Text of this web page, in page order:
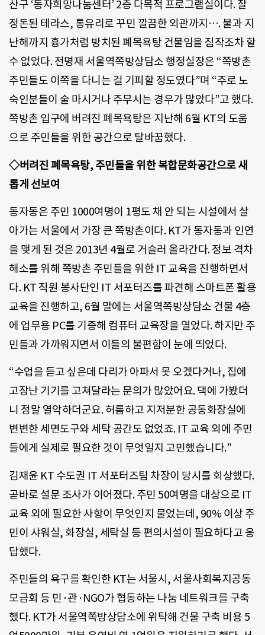
산구 ‘동자희망나눔센터’ 2층 다목적 프로그램실이다. 잘
정돈된 테라스, 통유리로 꾸민 깔끔한 외관까지…. 불과 지
난해까지 흉가처럼 방치된 폐목욕탕 건물임을 짐작조차 할
수 없었다. 전명재 서울역쪽방상담소 행정실장은 “쪽방촌
주민들도 이쪽을 다니는 걸 기피할 정도였다”며 “주로 노
숙인분들이 술 마시거나 주무시는 경우가 많았다”고 했다.
쪽방촌 입구에 버려진 폐목욕탕은 지난해 6월 KT의 도움
으로 주민들을 위한 공간으로 탈바꿈했다.
◇버려진 폐목욕탕, 주민들을 위한 복합문화공간으로 새
롭게 선보여
동자동은 주민 1000여명이 1평도 채 안 되는 시설에서 살
아가는 서울에서 가장 큰 쪽방촌이다. KT가 동자동과 인연
을 맺게 된 것은 2013년 4월로 거슬러 올라간다. 정보 격차
해소를 위해 쪽방촌 주민들을 위한 IT 교육을 진행하면서
다. KT 직원 봉사단인 IT 서포터즈를 파견해 스마트폰 활용
교육을 진행하고, 6월 말에는 서울역쪽방상담소 건물 4층
에 업무용 PC를 기증해 컴퓨터 교육장을 열었다. 하지만 주
민들과 가까워지면서 이들의 불편함이 눈에 띄었다.
“수업을 듣고 싶은데 다리가 아파서 못 오겠다거나, 집에
고장난 기기를 고쳐달라는 문의가 많았어요. 댁에 가봤더
니 정말 열악하더군요. 허름하고 지저분한 공동화장실에
변변한 세면도구와 세탁 공간도 없었죠. IT 교육 외에 주민
들에게 실제로 필요한 것이 무엇일지 고민했습니다.”
김재윤 KT 수도권 IT 서포터즈팀 차장이 당시를 회상했다.
곧바로 설문 조사가 이어졌다. 주민 50여명을 대상으로 IT
교육 외에 필요한 사항이 무엇인지 물었는데, 90% 이상 주
민이 샤워실, 화장실, 세탁실 등 편의시설이 필요하다고 응
답했다.
주민들의 욕구를 확인한 KT는 서울시, 서울사회복지공동
모금회 등 민·관·NGO가 협동하는 나눔 네트워크를 구축
했다. KT가 서울역쪽방상담소에 위탁해 건물 구축 비용 5